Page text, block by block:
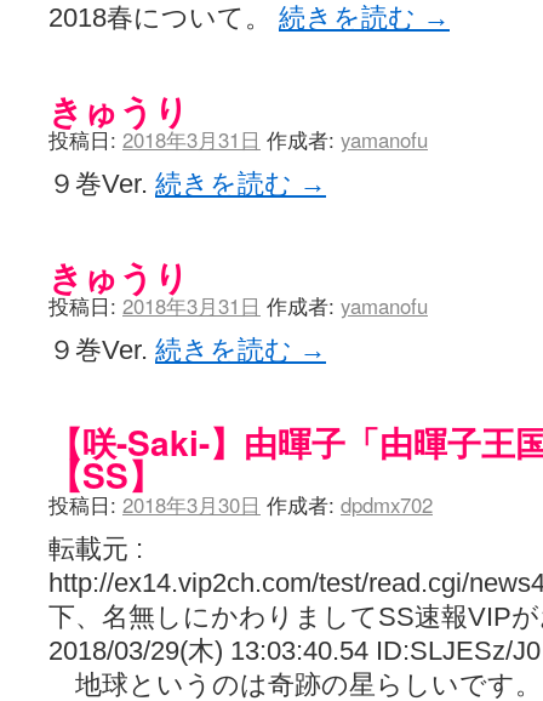
2018春について。 続きを読む →
きゅうり
投稿日: 2018年3月31日 作成者: yamanofu
９巻Ver. 続きを読む →
きゅうり
投稿日: 2018年3月31日 作成者: yamanofu
９巻Ver. 続きを読む →
【咲-Saki-】由暉子「由暉子王
【SS】
投稿日: 2018年3月30日 作成者: dpdmx702
転載元 :
http://ex14.vip2ch.com/test/read.cgi/
下、名無しにかわりましてSS速報VIP
2018/03/29(木) 13:03:40.54 ID:SLJESz/J0
地球というのは奇跡の星らしいです